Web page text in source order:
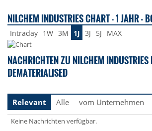
NILCHEM INDUSTRIES CHART - 1 JAHR -
Intraday 1W 3M 1J 3J 5J MAX
NACHRICHTEN ZU NILCHEM INDUSTRIES
DEMATERIALISED
Relevant
Alle vom Unternehmen
Keine Nachrichten verfügbar.